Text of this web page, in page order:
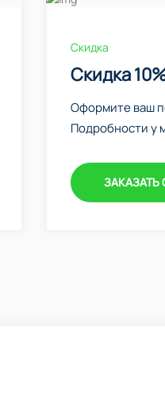
Скидка
Скидка
Оформите ваш
Подробности у
ЗАКАЗАТЬ